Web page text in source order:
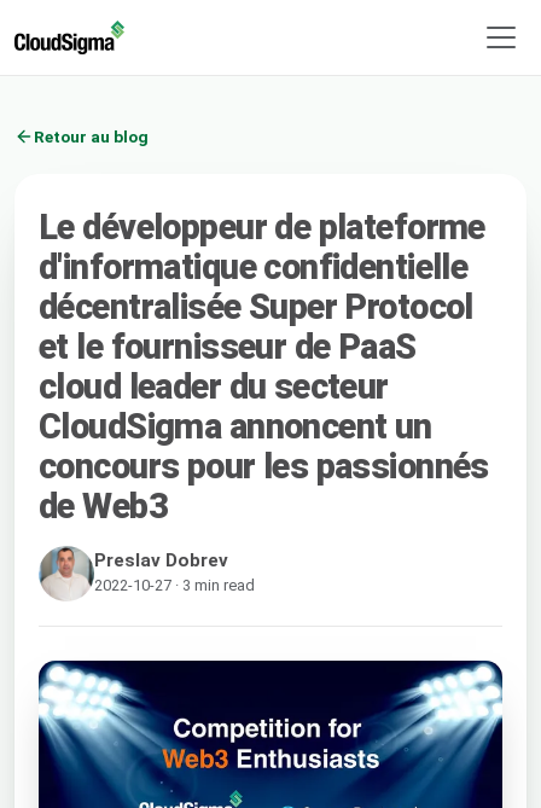
Retour au blog
Le développeur de plateforme
d'informatique confidentielle
décentralisée Super Protocol
et le fournisseur de PaaS
cloud leader du secteur
CloudSigma annoncent un
concours pour les passionnés
de Web3
Preslav Dobrev
2022-10-27 · 3 min read